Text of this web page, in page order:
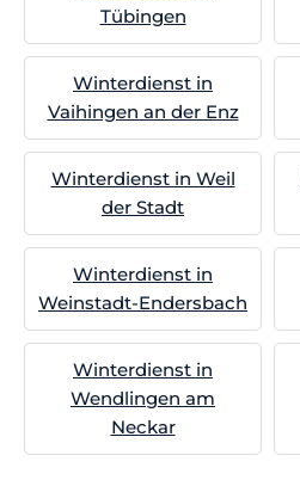
Tübingen
Winterdienst in
Vaihingen an der Enz
Winterdienst in Weil
der Stadt
Winterdienst in
Weinstadt-Endersbach
Winterdienst in
Wendlingen am
Neckar